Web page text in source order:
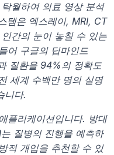
월하여 의료 영상 분석
템은 엑스레이, MRI, CT
간의 눈이 놓칠 수 있는
어 구글의 딥마인드
질환을 94%의 정확도
세계 수백만 명의 실명
니다.
플리케이션입니다. 방대
질병의 진행을 예측하
적 개입을 추천할 수 있